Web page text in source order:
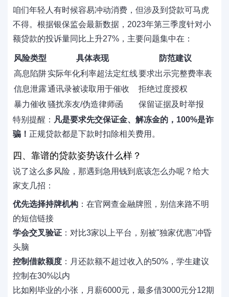
咱们年轻人有时候容易冲动消费，但涉及到贷款可马虎
不得。根据银保监会最新数据，2023年第三季度针对小
额贷款的投诉量同比上升27%，主要问题集中在：
风险类型 具体表现
防范建议
高息陷阱实际年化利率超法定红线要求出示完整费率表
信息泄露通讯录被读取用于催收
拒绝过度授权
暴力催收骚扰亲友/伪造律师函
保留证据及时举报
特别提醒： 凡是要求先交保证金、解冻金的，100%是诈
骗！ 正规贷款都是下款时扣除相关费用。
四、靠谱的贷款姿势该什么样？
说了这么多风险，那遇到急用钱到底该怎么办呢？给大
家支几招：
优先选择持牌机构 ：在官网查金融牌照，别信来路不明
的短信链接
学会交叉验证 ：对比3家以上平台，别被"独家优惠"冲昏
头脑
控制借款额度 ：月还款额不超过收入的50%，学生建议
控制在30%以内
比如刚毕业的小张，月薪6000元，最多借3000元分12期